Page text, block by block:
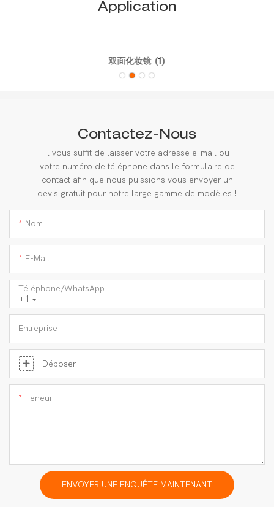
Application
双面化妆镜 (1)
Contactez-Nous
Il vous suffit de laisser votre adresse e-mail ou
votre numéro de téléphone dans le formulaire de
contact afin que nous puissions vous envoyer un
devis gratuit pour notre large gamme de modèles !
Nom
E-Mail
+1
Téléphone/WhatsApp
Entreprise
Déposer
Teneur
ENVOYER UNE ENQUÊTE MAINTENANT